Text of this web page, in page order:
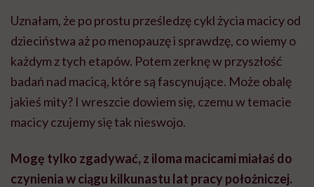
Uznałam, że po prostu prześledzę cykl życia macicy od
dzieciństwa aż po menopauzę i sprawdzę, co wiemy o
każdym z tych etapów. Potem zerknę w przyszłość
badań nad macicą, które są fascynujące. Może obalę
jakieś mity? I wreszcie dowiem się, czemu w temacie
macicy czujemy się tak nieswojo.
Mogę tylko zgadywać, z iloma macicami miałaś do
czynienia w ciągu kilkunastu lat pracy położniczej.